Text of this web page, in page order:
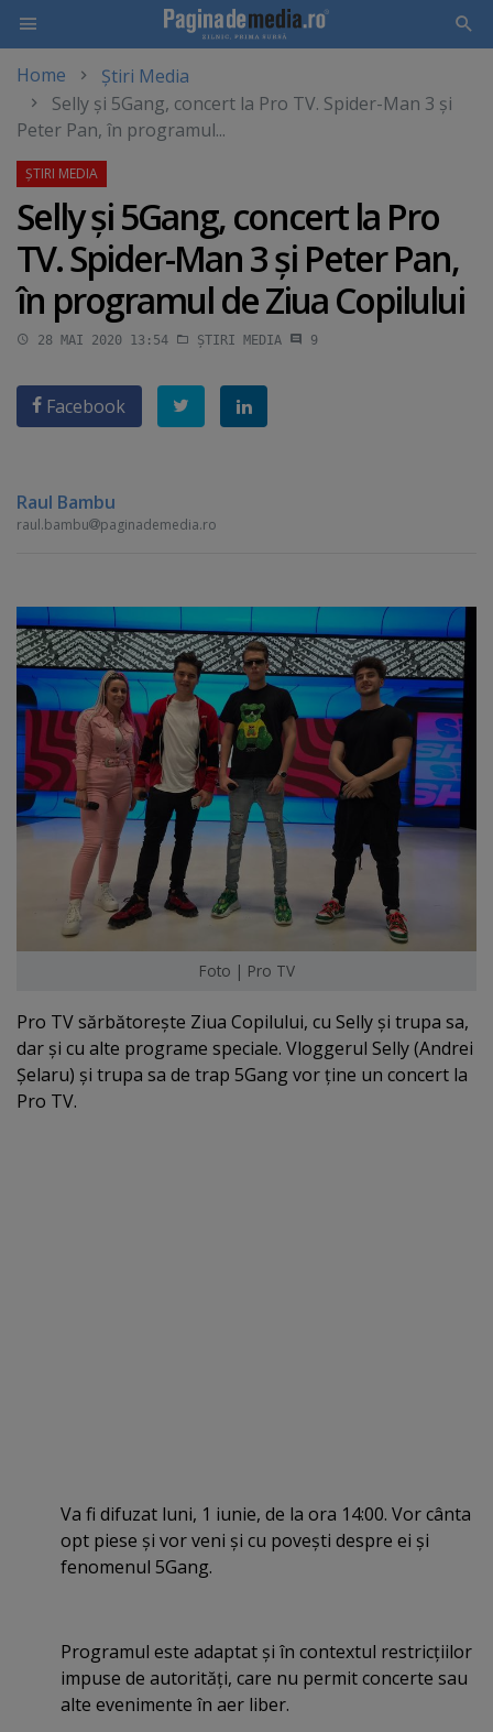
main
content
Home
Știri Media
Selly şi 5Gang, concert la Pro TV. Spider-Man 3 şi
Peter Pan, în programul...
Selly şi 5Gang, concert la Pro
TV. Spider-Man 3 şi Peter Pan,
în programul de Ziua Copilului
28 MAI 2020 13:54 ȘTIRI MEDIA 9
Facebook
Raul Bambu
raul.bambu paginademedia.ro
Foto | Pro TV
Pro TV sărbătoreşte Ziua Copilului, cu Selly şi trupa sa,
dar şi cu alte programe speciale. Vloggerul Selly (Andrei
Şelaru) şi trupa sa de trap 5Gang vor ţine un concert la
Pro TV.
Va fi difuzat luni, 1 iunie, de la ora 14:00. Vor cânta
opt piese şi vor veni şi cu poveşti despre ei şi
fenomenul 5Gang.
Programul este adaptat şi în contextul restricţiilor
impuse de autorităţi, care nu permit concerte sau
alte evenimente în aer liber.